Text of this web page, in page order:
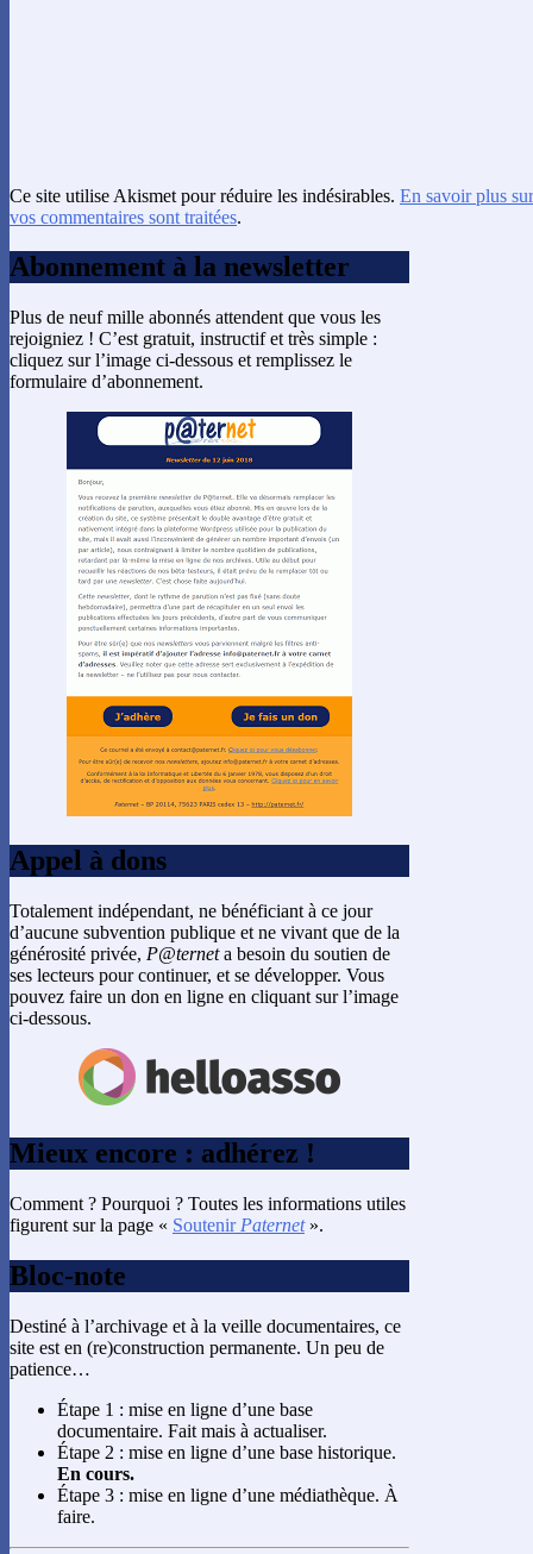
Ce site utilise Akismet pour réduire les indésirables. En savoir plus
vos commentaires sont traitées.
Abonnement à la newsletter
Plus de neuf mille abonnés attendent que vous les
rejoigniez ! C’est gratuit, instructif et très simple :
cliquez sur l’image ci-dessous et remplissez le
formulaire d’abonnement.
Appel à dons
Totalement indépendant, ne bénéficiant à ce jour
d’aucune subvention publique et ne vivant que de la
générosité privée, P@terneta besoin du soutien de
ses lecteurs pour continuer, et se développer. Vous
pouvez faire un don en ligne en cliquant sur l’image
ci-dessous.
Mieux encore : adhérez !
Comment ? Pourquoi ? Toutes les informations utiles
figurent sur la page « Soutenir Paternet».
Bloc-note
Destiné à l’archivage et à la veille documentaires, ce
site est en (re)construction permanente. Un peu de
patience…
Étape 1 : mise en ligne d’une base
documentaire. Fait mais à actualiser.
Étape 2 : mise en ligne d’une base historique.
En cours.
Étape 3 : mise en ligne d’une médiathèque. À
faire.